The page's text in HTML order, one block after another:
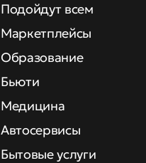
Подойдут всем
Маркетплейсы
Образование
Бьюти
Медицина
Автосервисы
Бытовые услуги